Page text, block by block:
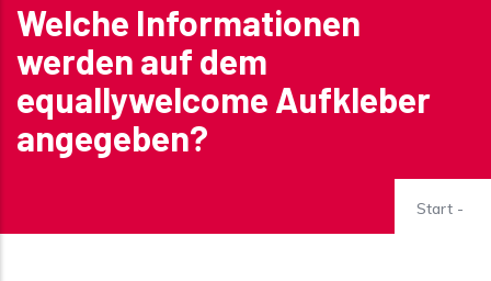
Welche Informationen
werden auf dem
equallywelcome Aufkleber
angegeben?
Start -